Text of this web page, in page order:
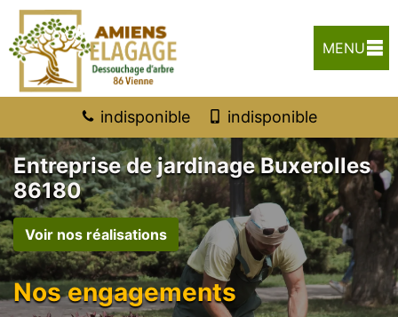
MENU
indisponible indisponible
Entreprise de jardinage Buxerolles
86180
Voir nos réalisations
Nos engagements